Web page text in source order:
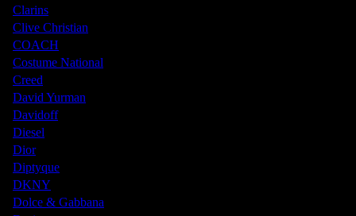
Clarins
Clive Christian
COACH
Costume National
Creed
David Yurman
Davidoff
Diesel
Dior
Diptyque
DKNY
Dolce & Gabbana